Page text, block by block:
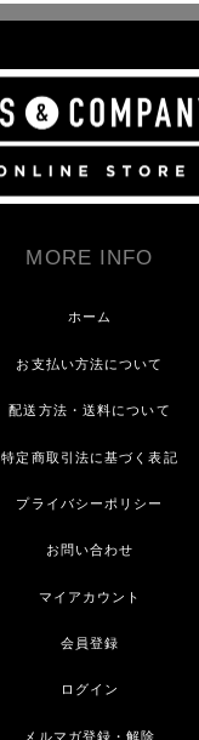
MORE INFO
ホーム
お支払い方法について
配送方法・送料について
特定商取引法に基づく表記
プライバシーポリシー
お問い合わせ
マイアカウント
会員登録
ログイン
メルマガ登録・解除